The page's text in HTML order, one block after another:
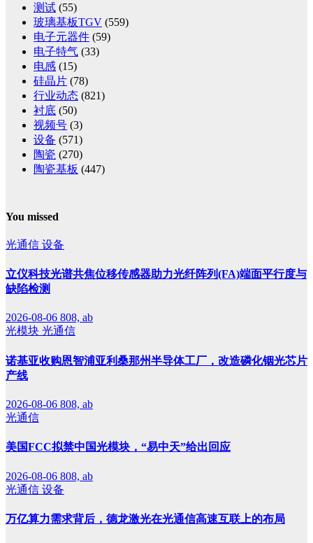
测试 (55)
玻璃基板TGV (559)
电子元器件 (59)
电子特气 (33)
电感 (15)
硅晶片 (78)
行业动态 (821)
衬底 (50)
视频号 (3)
设备 (571)
陶瓷 (270)
陶瓷基板 (447)
You missed
光通信 设备
立仪科技光谱共焦位移传感器助力光纤阵列(FA)端面平行度与
缺陷检测
2026-08-06 808, ab
光模块 光通信
诺基亚收购恩智浦亚利桑那州半导体工厂，改造磷化铟光芯片
产线
2026-08-06 808, ab
光通信
美国FCC拟禁中国光模块，“易中天”给出回应
2026-08-06 808, ab
光通信 设备
万亿算力需求背后，德龙激光在光通信高速互联上的布局